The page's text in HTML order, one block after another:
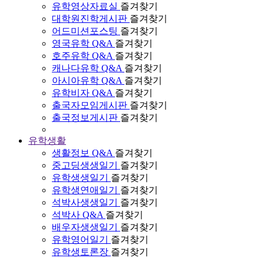
유학영상자료실 즐겨찾기
대학원진학게시판 즐겨찾기
어드미션포스팅 즐겨찾기
영국유학 Q&A 즐겨찾기
호주유학 Q&A 즐겨찾기
캐나다유학 Q&A 즐겨찾기
아시아유학 Q&A 즐겨찾기
유학비자 Q&A 즐겨찾기
출국자모임게시판 즐겨찾기
출국정보게시판 즐겨찾기
유학생활
생활정보 Q&A 즐겨찾기
중고딩생생일기
즐겨찾기
유학생생일기
즐겨찾기
유학생연애일기
즐겨찾기
석박사생생일기
즐겨찾기
석박사 Q&A 즐겨찾기
배우자생생일기
즐겨찾기
유학영어일기
즐겨찾기
유학생토론장 즐겨찾기